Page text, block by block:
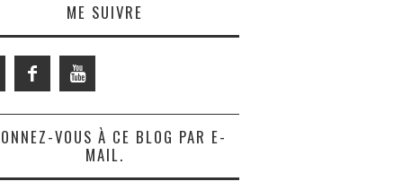
ME SUIVRE
VOUS À CE BLOG PAR E-
MAIL.